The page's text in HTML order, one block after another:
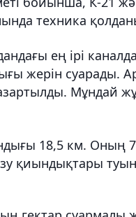
техника
ең ірі
жерін суарады.
Мұндай
18,5 км. Оның
қиындықтары